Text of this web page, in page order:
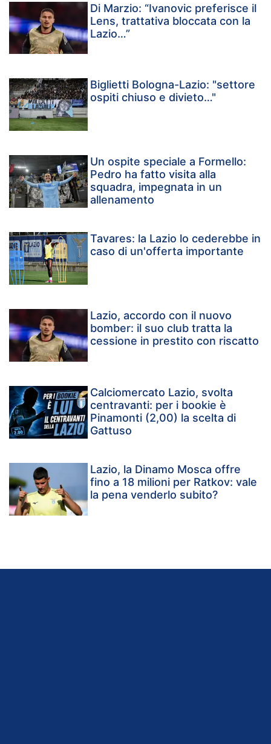
Di Marzio: “Ivanovic preferisce il
Lens, trattativa bloccata con la
Lazio…”
Biglietti Bologna-Lazio: "settore
ospiti chiuso e divieto…"
Un ospite speciale a Formello:
Pedro ha fatto visita alla
squadra, impegnata in un
allenamento
Tavares: la Lazio lo cederebbe in
caso di un'offerta importante
Lazio, accordo con il nuovo
bomber: il suo club tratta la
cessione in prestito con riscatto
Calciomercato Lazio, svolta
centravanti: per i bookie è
Pinamonti (2,00) la scelta di
Gattuso
Lazio, la Dinamo Mosca offre
fino a 18 milioni per Ratkov: vale
la pena venderlo subito?